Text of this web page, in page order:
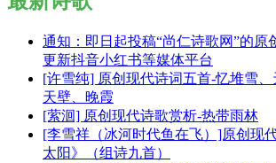
通知：即日起投稿“尚仁诗歌网”的原
更新抖音小红书等媒体平台
[许雪纯] 原创现代诗词五首-忆堆雪、
天壁、晚霞
[萦洄] 原创现代诗歌赏析-热带雨林
[李雪祥（冰河时代鱼在飞）]原创现
太阳》（组诗九首）